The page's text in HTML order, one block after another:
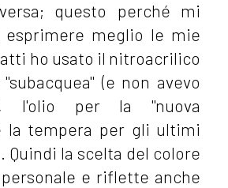
questo perché mi
esprimere meglio le mie
ho usato il nitroacrilico
(e non avevo
l'olio per la "nuova
la tempera per gli ultimi
Quindi la scelta del colore
e riflette anche